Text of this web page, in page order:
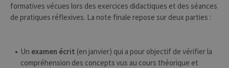
formatives vécues lors des exercices didactiques et des séances
de pratiques réflexives. La note finale repose sur deux parties :
Un examen écrit (en janvier) qui a pour objectif de vérifier la
compréhension des concepts vus au cours théorique et